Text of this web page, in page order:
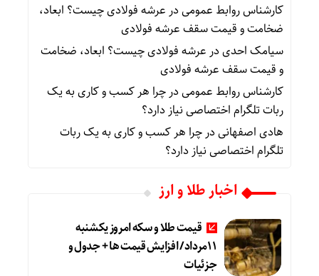
کارشناس روابط عمومیدر عرشه فولادی چیست؟ ابعاد،
ضخامت و قیمت سقف عرشه فولادی
سیامک احدیدر عرشه فولادی چیست؟ ابعاد، ضخامت
و قیمت سقف عرشه فولادی
کارشناس روابط عمومیدرچرا هر کسب‌ و کاری به یک
ربات تلگرام اختصاصی نیاز دارد؟
هادی اصفهانیدرچرا هر کسب‌ و کاری به یک ربات
تلگرام اختصاصی نیاز دارد؟
اخبار طلا و ارز
قیمت طلا و سکه امروز یکشنبه
11مرداد/ افزایش قیمت ها + جدول و
جزئیات